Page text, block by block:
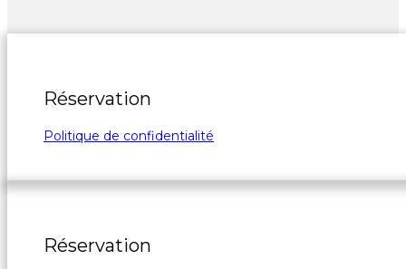
Réservation
Politique de confidentialité
Réservation